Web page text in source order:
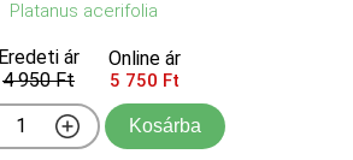
Platanus acerifolia
Eredeti ár
4 950 Ft
Online ár
5 750 Ft
Kosárba